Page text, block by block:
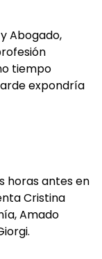
Abogado,
tiempo
expondría
horas antes en
Cristina
Amado